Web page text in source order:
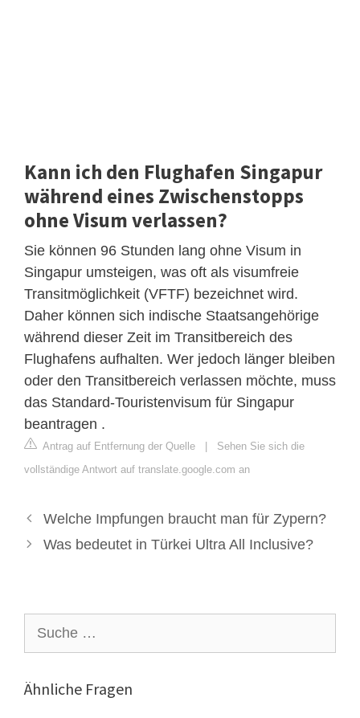
Kann ich den Flughafen Singapur
während eines Zwischenstopps
ohne Visum verlassen?
Sie können 96 Stunden lang ohne Visum in
Singapur umsteigen, was oft als visumfreie
Transitmöglichkeit (VFTF) bezeichnet wird.
Daher können sich indische Staatsangehörige
während dieser Zeit im Transitbereich des
Flughafens aufhalten. Wer jedoch länger bleiben
oder den Transitbereich verlassen möchte, muss
das Standard-Touristenvisum für Singapur
beantragen .
Antrag auf Entfernung der Quelle | Sehen Sie sich die
vollständige Antwort auf translate.google.com an
Welche Impfungen braucht man für Zypern?
Was bedeutet in Türkei Ultra All Inclusive?
nach:
Ähnliche Fragen